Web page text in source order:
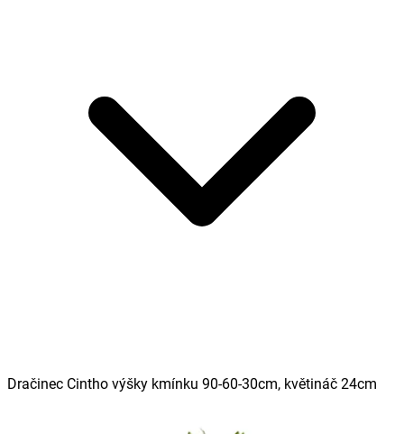
Dračinec Cintho výšky kmínku 90-60-30cm, květináč 24cm